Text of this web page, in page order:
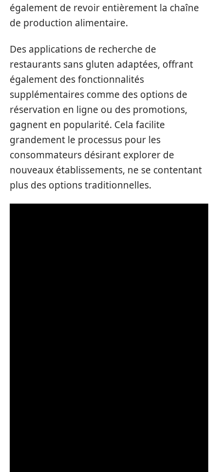
également de revoir entièrement la chaîne
de production alimentaire.
Des applications de recherche de
restaurants sans gluten adaptées, offrant
également des fonctionnalités
supplémentaires comme des options de
réservation en ligne ou des promotions,
gagnent en popularité. Cela facilite
grandement le processus pour les
consommateurs désirant explorer de
nouveaux établissements, ne se contentant
plus des options traditionnelles.